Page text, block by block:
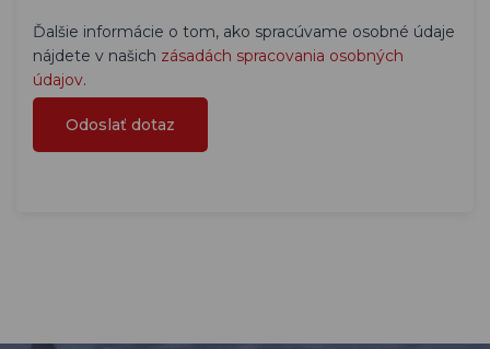
Ďalšie informácie o tom, ako spracúvame osobné údaje
nájdete v našich zásadách spracovania osobných
údajov.